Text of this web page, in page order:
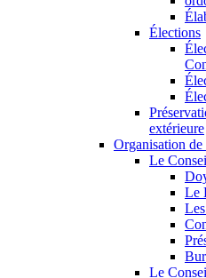
Élections
extérieure
Organisation de
Le
Le
Le